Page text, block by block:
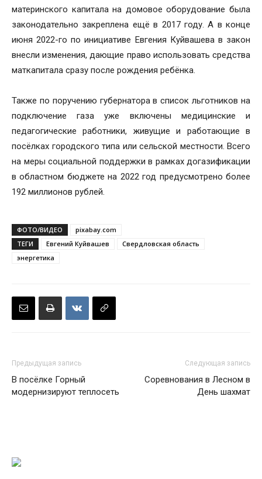
материнского капитала на домовое оборудование была
законодательно закреплена ещё в 2017 году. А в конце
июня 2022-го по инициативе Евгения Куйвашева в закон
внесли изменения, дающие право использовать средства
маткапитала сразу после рождения ребёнка.
Также по поручению губернатора в список льготников на
подключение газа уже включены медицинские и
педагогические работники, живущие и работающие в
посёлках городского типа или сельской местности. Всего
на меры социальной поддержки в рамках догазификации
в областном бюджете на 2022 год предусмотрено более
192 миллионов рублей.
ФОТО/ВИДЕО
pixabay.com
ТЕГИ
Евгений Куйвашев
Свердловская область
энергетика
Предыдущая запись
В посёлке Горный
модернизируют теплосеть
Следующая запись
Соревнования в Лесном в
День шахмат